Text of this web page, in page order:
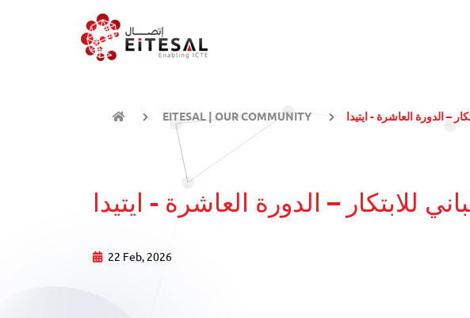
EITESAL | OUR COMMUNITY – الدورة العاشرة - ايتيدا
للابتكار – الدورة العاشرة - ايتيدا
22 Feb, 2026